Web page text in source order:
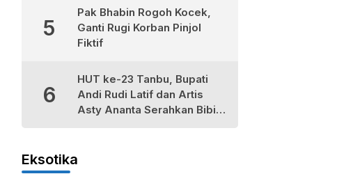
5
Pak Bhabin Rogoh Kocek,
Ganti Rugi Korban Pinjol
Fiktif
6
HUT ke-23 Tanbu, Bupati
Andi Rudi Latif dan Artis
Asty Ananta Serahkan Bibit
Eksotika